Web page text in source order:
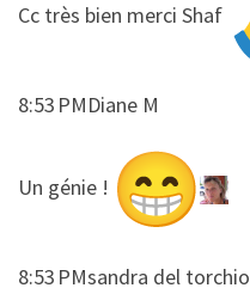
​​Cc très bien merci Shaf
8:53 PMDiane M
​​Un génie !
8:53 PMsandra del torchio